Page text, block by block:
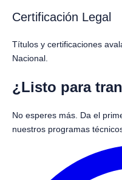
Certificación Legal
Títulos y certificaciones
Nacional.
¿Listo para
No esperes más. Da el
nuestros programas